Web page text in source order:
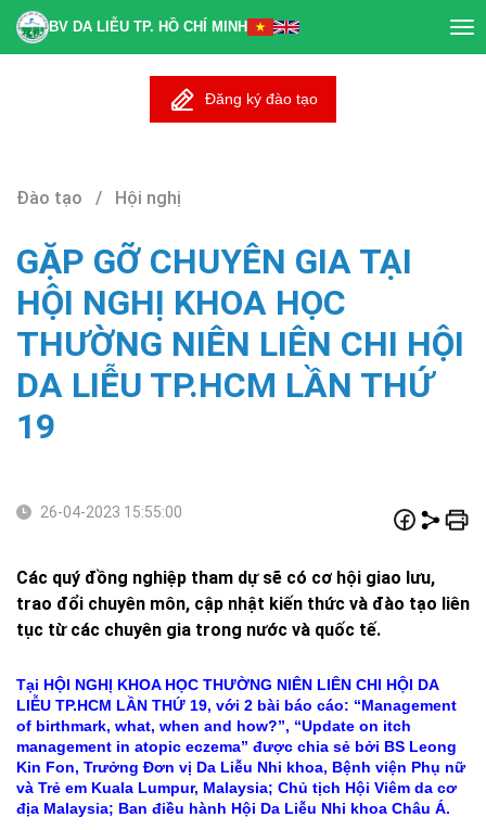
BV DA LIỄU TP. HỒ CHÍ MINH
Đăng ký đào tạo
Đào tạo / Hội nghị
GẶP GỠ CHUYÊN GIA TẠI
HỘI NGHỊ KHOA HỌC
THƯỜNG NIÊN LIÊN CHI HỘI
DA LIỄU TP.HCM LẦN THỨ
19
26-04-2023 15:55:00
Các quý đồng nghiệp tham dự sẽ có cơ hội giao lưu,
trao đổi chuyên môn, cập nhật kiến thức và đào tạo liên
tục từ các chuyên gia trong nước và quốc tế.
Tại HỘI NGHỊ KHOA HỌC THƯỜNG NIÊN LIÊN CHI HỘI DA
LIỄU TP.HCM LẦN THỨ 19, với 2 bài báo cáo: “Management
of birthmark, what, when and how?”, “Update on itch
management in atopic eczema” được chia sẻ bởi BS Leong
Kin Fon, Trưởng Đơn vị Da Liễu Nhi khoa, Bệnh viện Phụ nữ
và Trẻ em Kuala Lumpur, Malaysia; Chủ tịch Hội Viêm da cơ
địa Malaysia; Ban điều hành Hội Da Liễu Nhi khoa Châu Á.